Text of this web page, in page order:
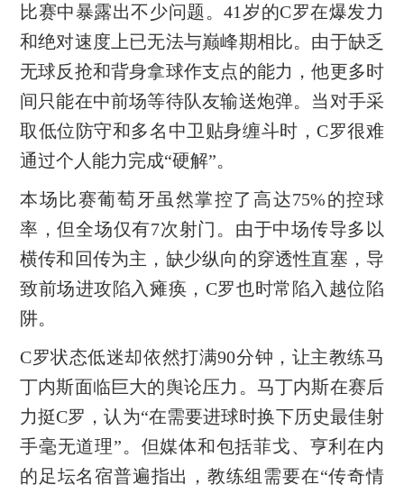
比赛中暴露出不少问题。41岁的C罗在爆发力
和绝对速度上已无法与巅峰期相比。由于缺乏
无球反抢和背身拿球作支点的能力，他更多时
间只能在中前场等待队友输送炮弹。当对手采
取低位防守和多名中卫贴身缠斗时，C罗很难
通过个人能力完成“硬解”。
本场比赛葡萄牙虽然掌控了高达75%的控球
率，但全场仅有7次射门。由于中场传导多以
横传和回传为主，缺少纵向的穿透性直塞，导
致前场进攻陷入瘫痪，C罗也时常陷入越位陷
阱。
C罗状态低迷却依然打满90分钟，让主教练马
丁内斯面临巨大的舆论压力。马丁内斯在赛后
力挺C罗，认为“在需要进球时换下历史最佳射
手毫无道理”。但媒体和包括菲戈、亨利在内
的足坛名宿普遍指出，教练组需要在“传奇情